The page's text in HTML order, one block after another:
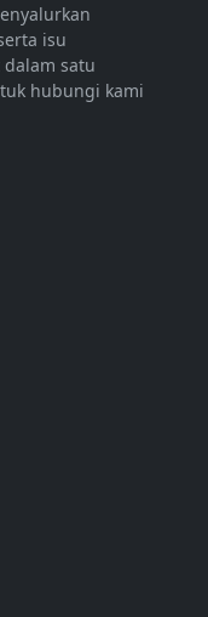
isu
satu
hubungi kami